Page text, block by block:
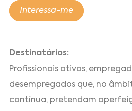
Interessa-me
Destinatários:
Profissionais ativos,
desempregados que, no
contínua, pretendam